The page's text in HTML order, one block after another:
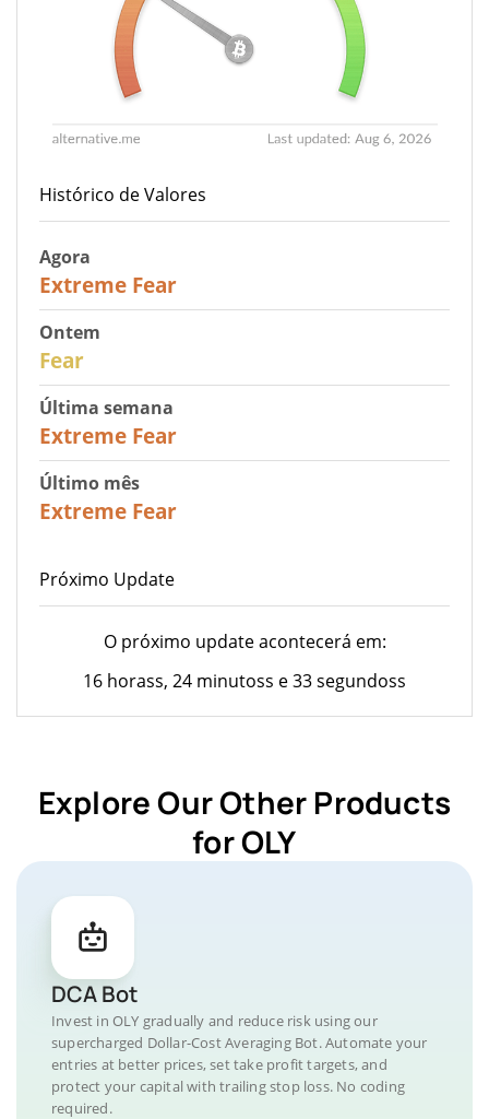
Histórico de Valores
Agora
Extreme Fear
Ontem
Fear
Última semana
Extreme Fear
Último mês
Extreme Fear
Próximo Update
O próximo update acontecerá em:
16 horass, 24 minutoss e 33 segundoss
Explore Our Other Products
for OLY
DCA Bot
Invest in OLY gradually and reduce risk using our
supercharged Dollar-Cost Averaging Bot. Automate your
entries at better prices, set take profit targets, and
protect your capital with trailing stop loss. No coding
required.